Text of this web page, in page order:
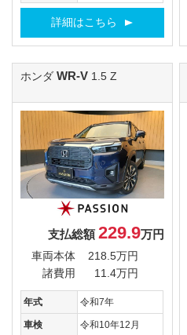
詳細はこちら
ホンダ WR-V 1.5 Z
支払総額229.9万円
車両本体
218.5万円
諸費用
11.4万円
年式 令和7年
車検 令和10年12月